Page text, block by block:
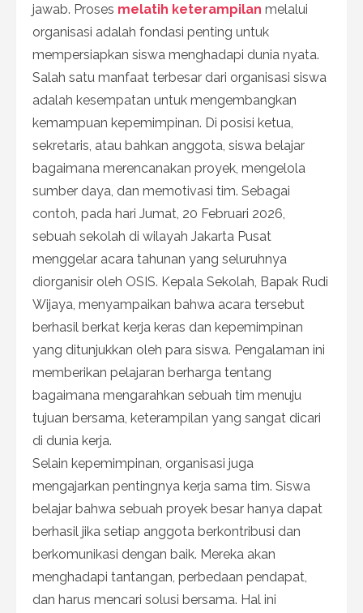
jawab. Proses melatih keterampilan melalui
organisasi adalah fondasi penting untuk
mempersiapkan siswa menghadapi dunia nyata.
Salah satu manfaat terbesar dari organisasi siswa
adalah kesempatan untuk mengembangkan
kemampuan kepemimpinan. Di posisi ketua,
sekretaris, atau bahkan anggota, siswa belajar
bagaimana merencanakan proyek, mengelola
sumber daya, dan memotivasi tim. Sebagai
contoh, pada hari Jumat, 20 Februari 2026,
sebuah sekolah di wilayah Jakarta Pusat
menggelar acara tahunan yang seluruhnya
diorganisir oleh OSIS. Kepala Sekolah, Bapak Rudi
Wijaya, menyampaikan bahwa acara tersebut
berhasil berkat kerja keras dan kepemimpinan
yang ditunjukkan oleh para siswa. Pengalaman ini
memberikan pelajaran berharga tentang
bagaimana mengarahkan sebuah tim menuju
tujuan bersama, keterampilan yang sangat dicari
di dunia kerja.
Selain kepemimpinan, organisasi juga
mengajarkan pentingnya kerja sama tim. Siswa
belajar bahwa sebuah proyek besar hanya dapat
berhasil jika setiap anggota berkontribusi dan
berkomunikasi dengan baik. Mereka akan
menghadapi tantangan, perbedaan pendapat,
dan harus mencari solusi bersama. Hal ini